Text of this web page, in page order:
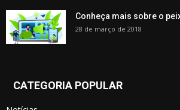
Conheça mais sobre o
28 de março de 2018
CATEGORIA POPULAR